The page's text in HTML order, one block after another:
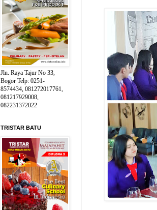
Jln. Raya Tajur No 33,
Bogor Telp: 0251-
8574434, 081272017761,
081217929008,
082231372022
TRISTAR BATU